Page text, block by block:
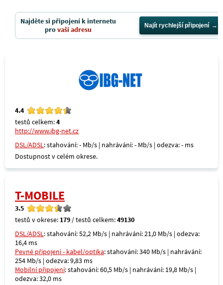
Najděte si připojení k internetu
provaši adresu Najít rychlejší připojení
4.4
testů celkem:4
http://www.ibg-net.cz
DSL/ADSL: stahování: - Mb/s | nahrávání: - Mb/s | odezva: - ms
Dostupnost v celém okrese.
T-MOBILE
3.5
testů v okrese: 179 / testů celkem:49130
DSL/ADSL: stahování: 52,2 Mb/s | nahrávání: 21,0 Mb/s | odezva:
16,4 ms
Pevné připojení - kabel/optika: stahování: 340 Mb/s | nahrávání:
254 Mb/s | odezva: 9,83 ms
Mobilní připojení: stahování: 60,5 Mb/s | nahrávání: 19,8 Mb/s |
odezva: 32,0 ms